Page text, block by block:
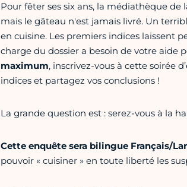
Pour fêter ses six ans, la médiathèque
mais le gâteau n'est jamais livré. Un
en cuisine. Les premiers indices laissent
charge du dossier a besoin de votre aide
maximum, inscrivez-vous à cette soirée
indices et partagez vos conclusions !
La grande question est : serez-vous à la
Cette enquête sera bilingue Français/
pouvoir « cuisiner » en toute liberté les